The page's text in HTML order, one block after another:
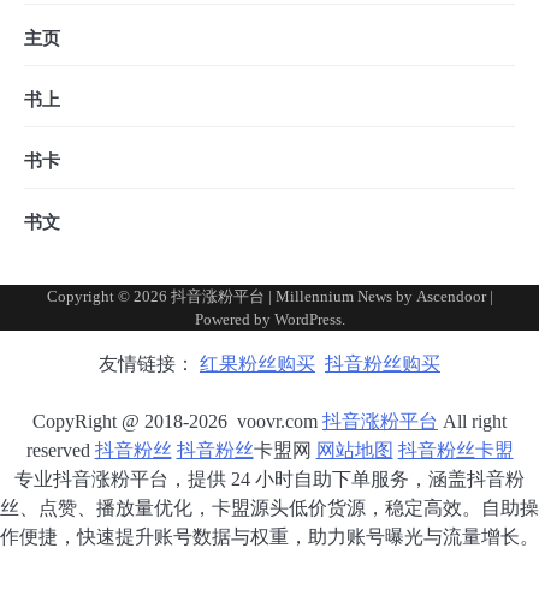
主页
书上
书卡
书文
Copyright © 2026 抖音涨粉平台 | Millennium News by Ascendoor|
Powered by WordPress.
友情链接： 红果粉丝购买 抖音粉丝购买
CopyRight @ 2018-2026 voovr.com 抖音涨粉平台 All right
reserved 抖音粉丝 抖音粉丝卡盟网 网站地图 抖音粉丝卡盟
专业抖音涨粉平台，提供 24 小时自助下单服务，涵盖抖音粉
丝、点赞、播放量优化，卡盟源头低价货源，稳定高效。自助操
作便捷，快速提升账号数据与权重，助力账号曝光与流量增长。